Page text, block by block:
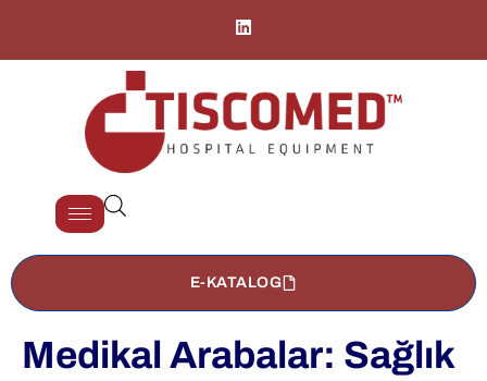
E-KATALOG
Medikal Arabalar: Sağlık